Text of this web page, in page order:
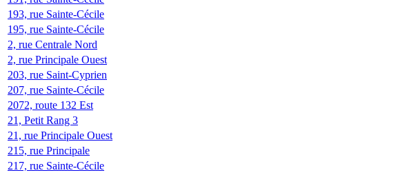
193, rue Sainte-Cécile
195, rue Sainte-Cécile
2, rue Centrale Nord
2, rue Principale Ouest
203, rue Saint-Cyprien
207, rue Sainte-Cécile
2072, route 132 Est
21, Petit Rang 3
21, rue Principale Ouest
215, rue Principale
217, rue Sainte-Cécile